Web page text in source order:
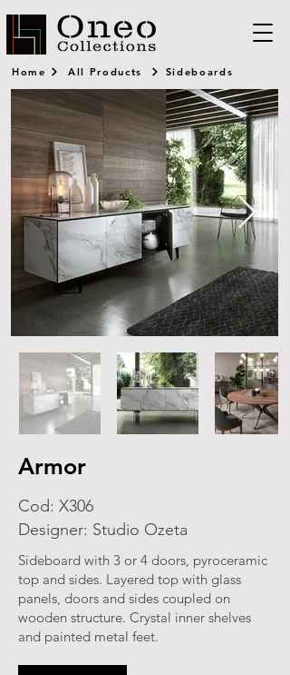
Home All Products Sideboards
Armor
Cod: X306
Designer: Studio Ozeta
Sideboard with 3 or 4 doors, pyroceramic
top and sides. Layered top with glass
panels, doors and sides coupled on
wooden structure. Crystal inner shelves
and painted metal feet.